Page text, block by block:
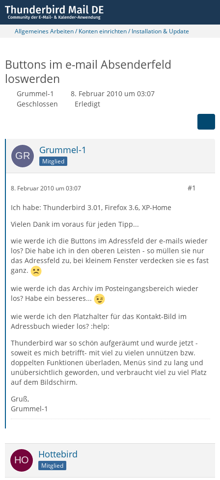
Allgemeines Arbeiten / Konten einrichten / Installation & Update
Buttons im e-mail Absenderfeld
loswerden
Grummel-1
8. Februar 2010 um 03:07
Geschlossen
Erledigt
Grummel-1
Mitglied
8. Februar 2010 um 03:07 #1
Ich habe: Thunderbird 3.01, Firefox 3.6, XP-Home
Vielen Dank im voraus für jeden Tipp...
wie werde ich die Buttons im Adressfeld der e-mails wieder
los? Die habe ich in den oberen Leisten - so müllen sie nur
das Adressfeld zu, bei kleinem Fenster verdecken sie es fast
ganz.
wie werde ich das Archiv im Posteingangsbereich wieder
los? Habe ein besseres...
wie werde ich den Platzhalter für das Kontakt-Bild im
Adressbuch wieder los? :help:
Thunderbird war so schön aufgeräumt und wurde jetzt -
soweit es mich betrifft- mit viel zu vielen unnützen bzw.
doppelten Funktionen überladen, Menüs sind zu lang und
unübersichtlich geworden, und verbraucht viel zu viel Platz
auf dem Bildschirm.
Gruß,
Grummel-1
Hottebird
Mitglied